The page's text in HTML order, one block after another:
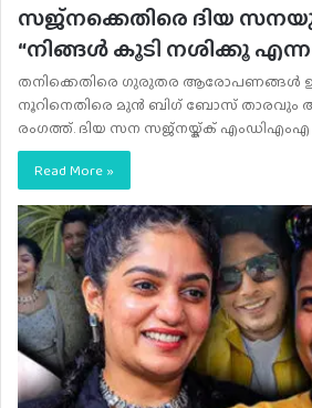
സജ്‌നക്കെതിരെ ദിയ
“നിങ്ങൾ കൂടി നശിക്കൂ
തനിക്കെതിരെ ഗുരുതര ആരോപണങ്ങൾ
നൂറിനെതിരെ മുൻ ബിഗ് ബോസ് താരവും
രംഗത്ത്. ദിയ സന സജ്നയ്ക്ക്
Read More »